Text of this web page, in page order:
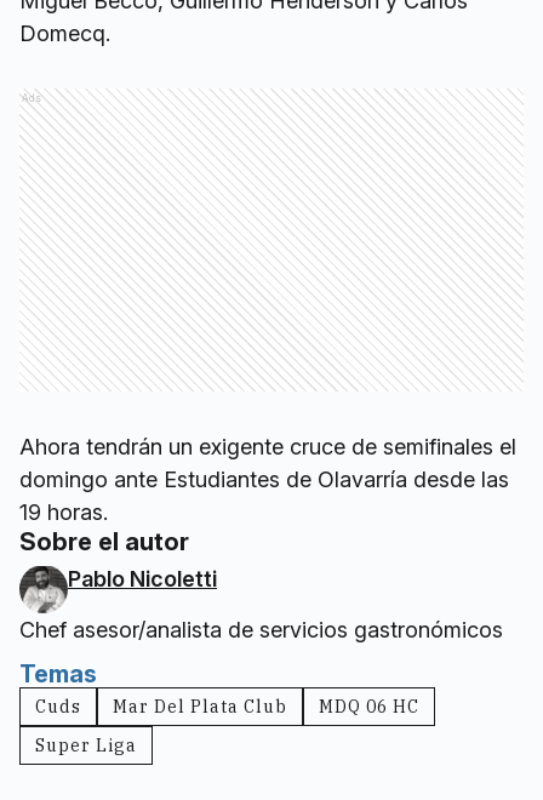
Domecq.
Ads
Ahora tendrán un exigente cruce de semifinales el
domingo ante Estudiantes de Olavarría desde las
19 horas.
Sobre el autor
Pablo Nicoletti
Chef asesor/analista de servicios gastronómicos
Temas
Cuds Mar Del Plata Club
MDQ 06 HC
Super Liga